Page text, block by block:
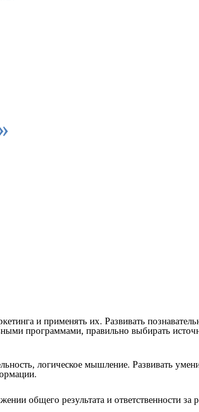
и применять их. Развивать
программами, правильно выбирать
логическое мышление. Развивать
общего результата и ответственности за